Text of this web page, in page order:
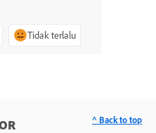
Tidak terlalu
^ Back to top